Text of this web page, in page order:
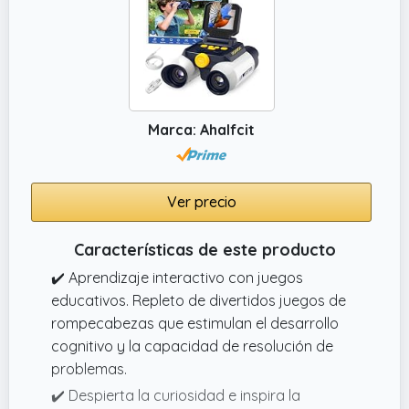
aprendizaje de STEM y fomenta el amor por
la naturaleza. Este kit de aventura,
especialmente diseñado para inspirar a sus
hijos a explorar los alrededores, imaginación,
observar la naturaleza, fomentar la
curiosidad, experimentar, promover
actividades, habilidades científicas, educar
descubrir mundo, ciencia biología, comprar
con confianza
Marca: Ahalfcit
Ver precio
Características de este producto
✔️ Aprendizaje interactivo con juegos
educativos. Repleto de divertidos juegos de
rompecabezas que estimulan el desarrollo
cognitivo y la capacidad de resolución de
problemas.
✔️ Despierta la curiosidad e inspira la